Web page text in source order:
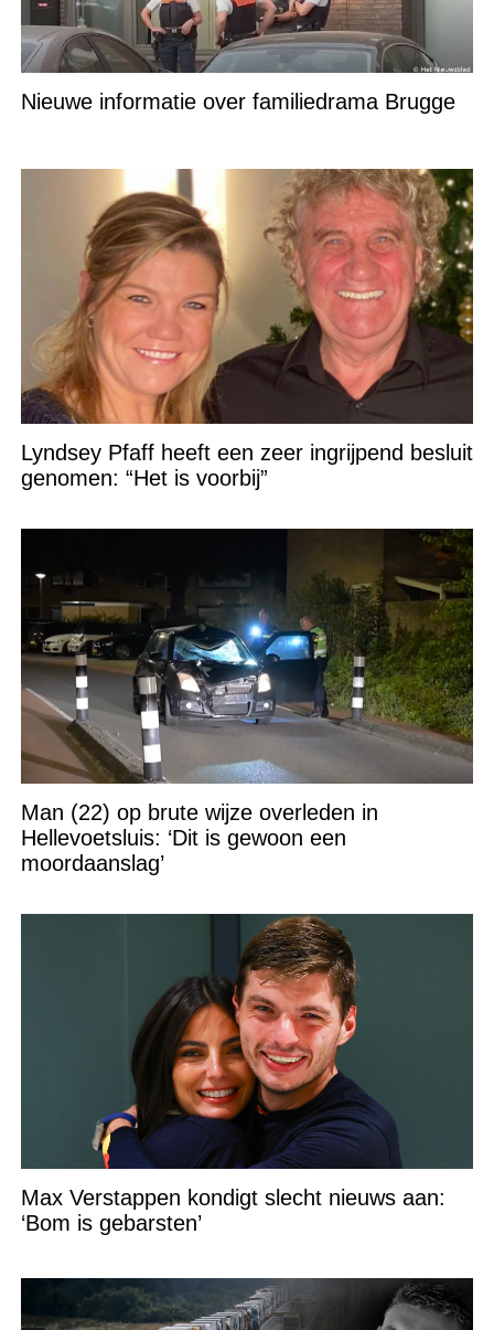
Nieuwe informatie over familiedrama Brugge
Lyndsey Pfaff heeft een zeer ingrijpend besluit
genomen: “Het is voorbij”
Man (22) op brute wijze overleden in
Hellevoetsluis: ‘Dit is gewoon een
moordaanslag’
Max Verstappen kondigt slecht nieuws aan:
‘Bom is gebarsten’